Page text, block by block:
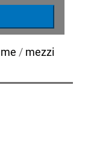
/ mezzi